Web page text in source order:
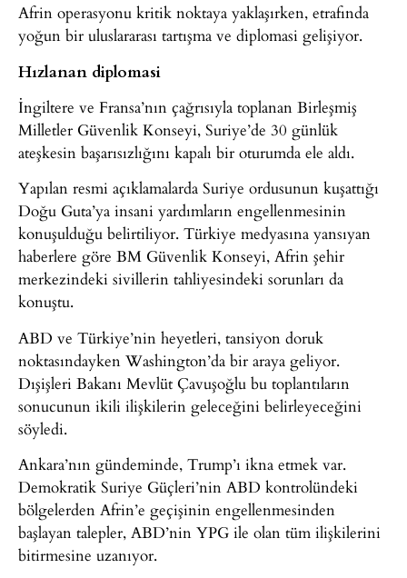
Afrin operasyonu kritik noktaya yaklaşırken, etrafında
yoğun bir uluslararası tartışma ve diplomasi gelişiyor.
Hızlanan diplomasi
İngiltere ve Fransa’nın çağrısıyla toplanan Birleşmiş
Milletler Güvenlik Konseyi, Suriye’de 30 günlük
ateşkesin başarısızlığını kapalı bir oturumda ele aldı.
Yapılan resmi açıklamalarda Suriye ordusunun kuşattığı
Doğu Guta’ya insani yardımların engellenmesinin
konuşulduğu belirtiliyor. Türkiye medyasına yansıyan
haberlere göre BM Güvenlik Konseyi, Afrin şehir
merkezindeki sivillerin tahliyesindeki sorunları da
konuştu.
ABD ve Türkiye’nin heyetleri, tansiyon doruk
noktasındayken Washington’da bir araya geliyor.
Dışişleri Bakanı Mevlüt Çavuşoğlu bu toplantıların
sonucunun ikili ilişkilerin geleceğini belirleyeceğini
söyledi.
Ankara’nın gündeminde, Trump’ı ikna etmek var.
Demokratik Suriye Güçleri’nin ABD kontrolündeki
bölgelerden Afrin’e geçişinin engellenmesinden
başlayan talepler, ABD’nin YPG ile olan tüm ilişkilerini
bitirmesine uzanıyor.